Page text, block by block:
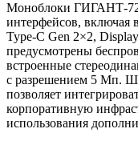
Моноблоки ГИГАНТ-
интерфейсов, включая
Type-C Gen 2×2,
предусмотрены
встроенные
с разрешением 5 Мп.
позволяет
корпоративную
использования